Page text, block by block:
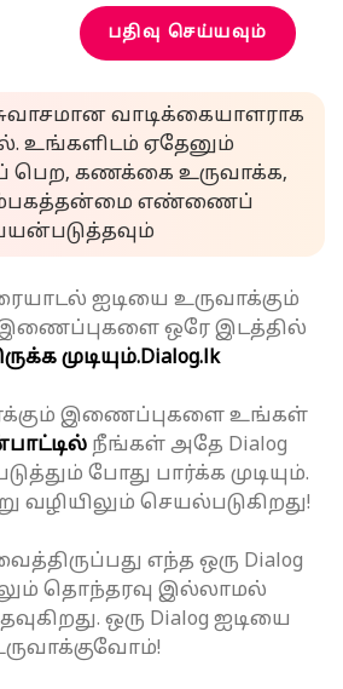
பதிவு செய்யவும்
வாடிக்கையாளராக
உங்களிடம் ஏதேனும்
பெற, கணக்கை உருவாக்க,
எண்ணைப்
ஐடியை உருவாக்கும்
ஒரே இடத்தில்
முடியும்.Dialog.lk
இணைப்புகளை உங்கள்
நீங்கள் அதே Dialog
போது பார்க்க முடியும்.
வழியிலும் செயல்படுகிறது!
எந்த ஒரு Dialog
தொந்தரவு இல்லாமல்
ஒரு Dialog ஐடியை